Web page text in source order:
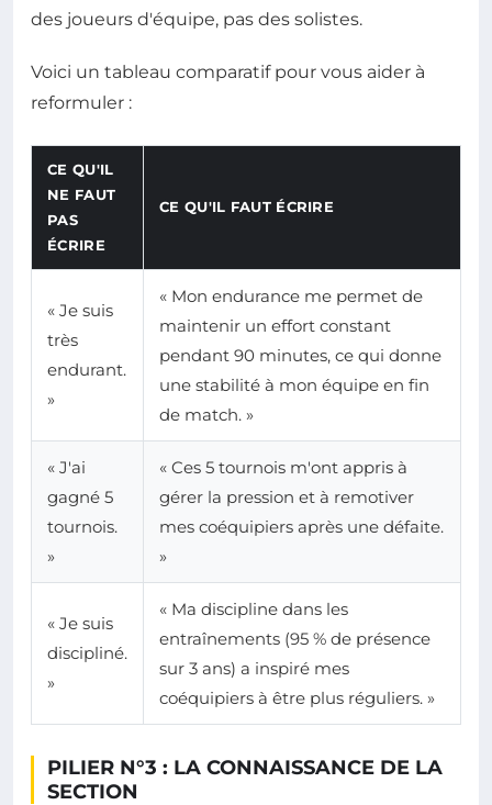
des joueurs d'équipe, pas des solistes.
Voici un tableau comparatif pour vous aider à
reformuler :
CE QU'IL
NE FAUT
PAS
ÉCRIRE
CE QU'IL FAUT ÉCRIRE
« Je suis
très
endurant.
»
« Mon endurance me permet de
maintenir un effort constant
pendant 90 minutes, ce qui donne
une stabilité à mon équipe en fin
de match. »
« J'ai
gagné 5
tournois.
»
« Ces 5 tournois m'ont appris à
gérer la pression et à remotiver
mes coéquipiers après une défaite.
»
« Je suis
discipliné.
»
« Ma discipline dans les
entraînements (95 % de présence
sur 3 ans) a inspiré mes
coéquipiers à être plus réguliers. »
PILIER N°3 : LA CONNAISSANCE DE LA
SECTION